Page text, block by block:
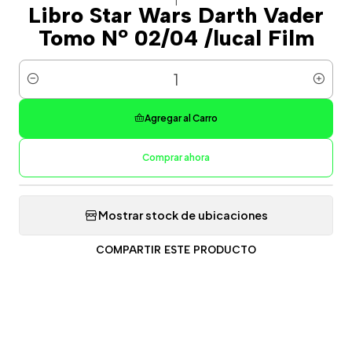
Libro Star Wars Darth Vader
Tomo Nº 02/04 /lucal Film
Cantidad
Agregar al Carro
Comprar ahora
Mostrar stock de ubicaciones
COMPARTIR ESTE PRODUCTO